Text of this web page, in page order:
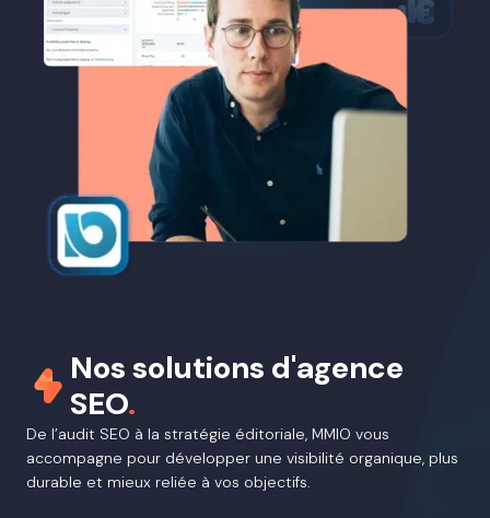
Nos solutions d'agence
SEO.
De l’audit SEO à la stratégie éditoriale, MMIO vous
accompagne pour développer une visibilité organique, plus
durable et mieux reliée à vos objectifs.